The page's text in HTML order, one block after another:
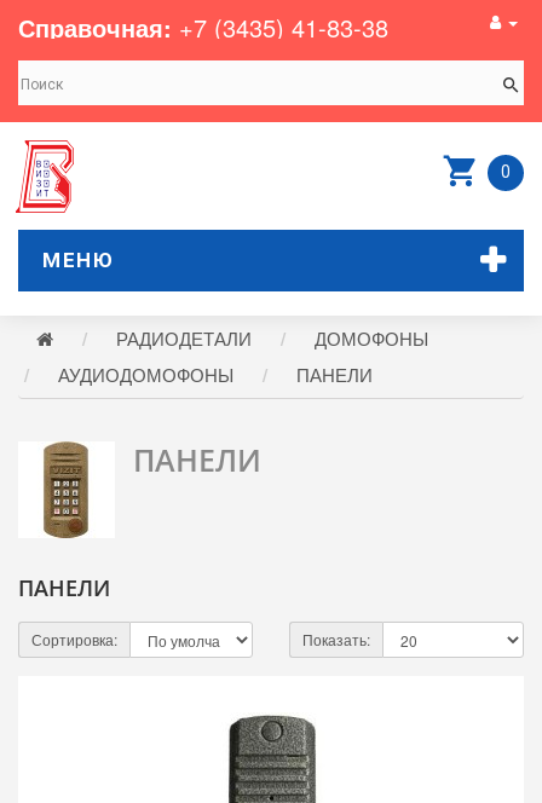
Справочная: +7 (3435) 41-83-38
0
МЕНЮ
РАДИОДЕТАЛИ
ДОМОФОНЫ
АУДИОДОМОФОНЫ
ПАНЕЛИ
ПАНЕЛИ
ПАНЕЛИ
Сортировка: Показать: